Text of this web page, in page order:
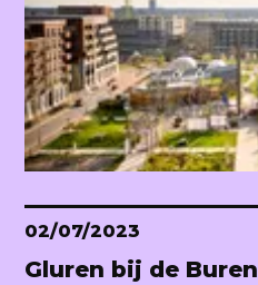
02/07/2023
Gluren bij de Buren